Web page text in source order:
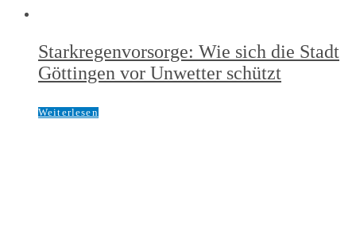
Starkregenvorsorge: Wie sich die Stadt
Göttingen vor Unwetter schützt
Weiterlesen